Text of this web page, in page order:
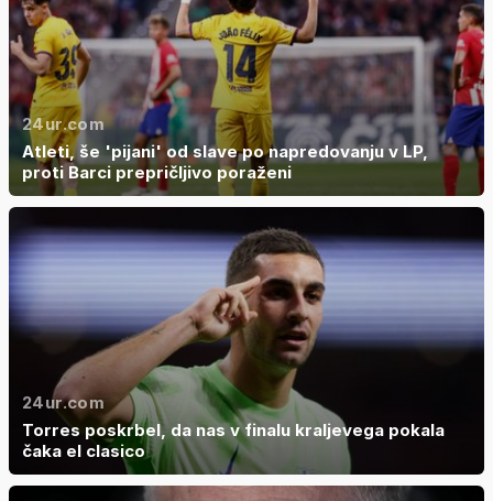
24ur.com
Atleti, še 'pijani' od slave po napredovanju v LP,
proti Barci prepričljivo poraženi
24ur.com
Torres poskrbel, da nas v finalu kraljevega pokala
čaka el clasico